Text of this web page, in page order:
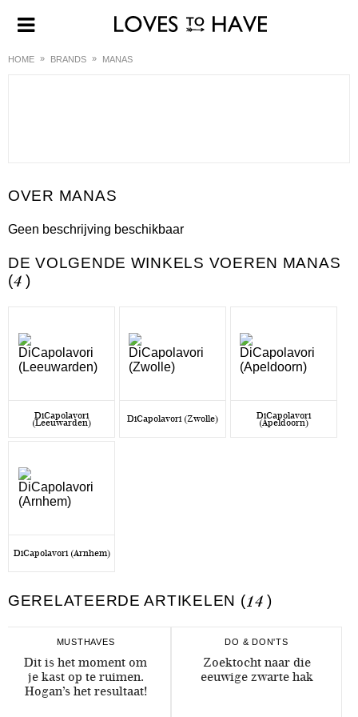
HOME BRANDS MANAS
MANAS
Geen beschrijving beschikbaar
DE VOLGENDE WINKELS VOEREN MANAS
(4 )
DiCapolavori
(Leeuwarden) DiCapolavori (Zwolle) DiCapolavori
(Apeldoorn)
DiCapolavori (Arnhem)
GERELATEERDE ARTIKELEN (14 )
MUSTHAVES
Dit is het moment om
je kast op te ruimen.
Hogan’s het resultaat!
DO & DON'TS
Zoektocht naar die
eeuwige zwarte hak